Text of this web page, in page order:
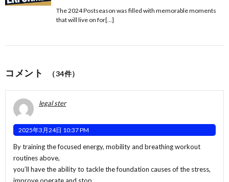
The 2024 Postseason was filled with memorable moments
that will live on for[…]
コメント （34件）
legal ster
2025年3月24日 10:37 PM
By training the focused energy, mobility and breathing workout
routines above,
you’ll have the ability to tackle the foundation causes of the stress,